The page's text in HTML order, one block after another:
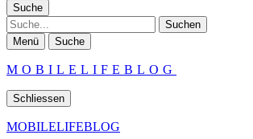
Suche
Suche
Menü Suche
MOBILELIFEBLOG
Schliessen
MOBILELIFEBLOG